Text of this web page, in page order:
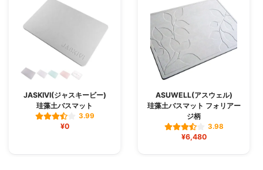
JASKIVI(ジャスキービー)
珪藻土バスマット
3.99
¥0
ASUWELL(アスウェル)
珪藻土バスマット フォリアー
ジ柄
3.98
¥6,480